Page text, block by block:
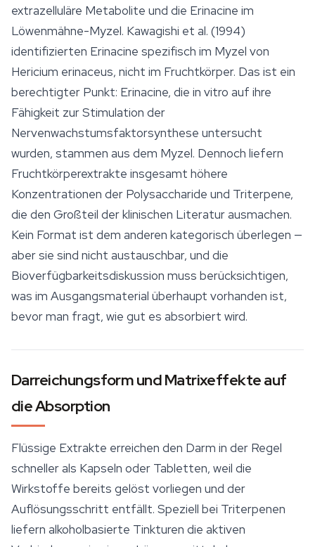
extrazelluläre Metabolite und die Erinacine im
Löwenmähne-Myzel. Kawagishi et al. (1994)
identifizierten Erinacine spezifisch im Myzel von
Hericium erinaceus, nicht im Fruchtkörper. Das ist ein
berechtigter Punkt: Erinacine, die in vitro auf ihre
Fähigkeit zur Stimulation der
Nervenwachstumsfaktorsynthese untersucht
wurden, stammen aus dem Myzel. Dennoch liefern
Fruchtkörperextrakte insgesamt höhere
Konzentrationen der Polysaccharide und Triterpene,
die den Großteil der klinischen Literatur ausmachen.
Kein Format ist dem anderen kategorisch überlegen —
aber sie sind nicht austauschbar, und die
Bioverfügbarkeitsdiskussion muss berücksichtigen,
was im Ausgangsmaterial überhaupt vorhanden ist,
bevor man fragt, wie gut es absorbiert wird.
Darreichungsform und Matrixeffekte auf
die Absorption
Flüssige Extrakte erreichen den Darm in der Regel
schneller als Kapseln oder Tabletten, weil die
Wirkstoffe bereits gelöst vorliegen und der
Auflösungsschritt entfällt. Speziell bei Triterpenen
liefern alkoholbasierte Tinkturen die aktiven